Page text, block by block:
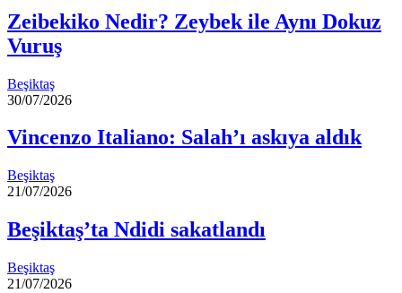
Zeibekiko Nedir? Zeybek ile Aynı Dokuz
Vuruş
Beşiktaş
30/07/2026
Vincenzo Italiano: Salah’ı askıya aldık
Beşiktaş
21/07/2026
Beşiktaş’ta Ndidi sakatlandı
Beşiktaş
21/07/2026